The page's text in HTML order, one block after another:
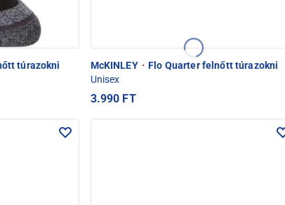
túrazokni
McKINLEY · Flo Quarter felnőtt túrazokni
Unisex
3.990 FT